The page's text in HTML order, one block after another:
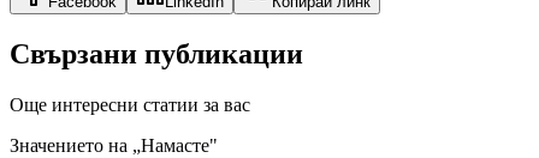
Свързани публикации
Още интересни статии за вас
Значението на „Намасте"